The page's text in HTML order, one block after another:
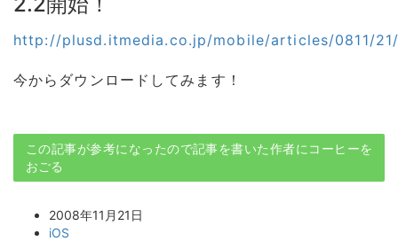
http://plusd.itmedia.co.jp/mobile/articles/0811/
今からダウンロードしてみます！
この記事が参考になったので記事を書いた作者にコーヒーを
おごる
2008年11月21日
iOS